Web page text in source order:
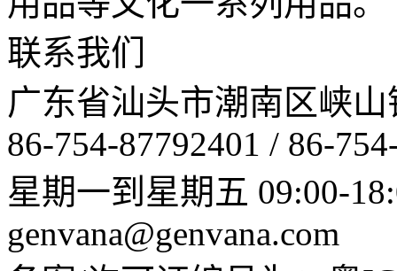
联系我们
广东省汕头市潮南区峡
86-754-87792401 / 86-
星期一到星期五 09:00-
genvana@genvana.com